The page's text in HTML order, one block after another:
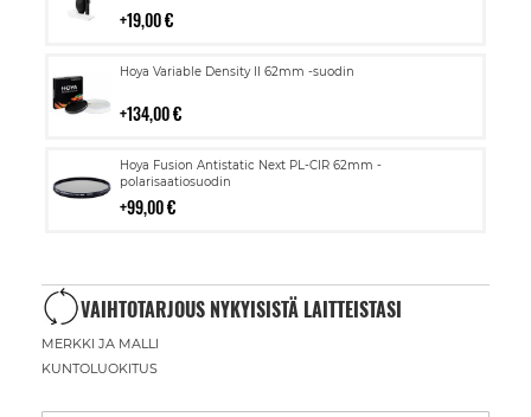
19,00 €
Hoya Variable Density II 62mm -suodin
134,00 €
Lisää
Hoya Fusion Antistatic Next PL-CIR 62mm -
polarisaatiosuodin
99,00 €
Lisää
ostoskoriin
VAIHTOTARJOUS NYKYISISTÄ LAITTEISTASI
MERKKI JA MALLI
KUNTOLUOKITUS